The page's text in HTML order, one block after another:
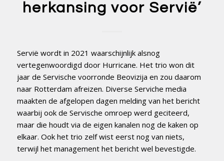
herkansing voor Servië’
Servië wordt in 2021 waarschijnlijk alsnog
vertegenwoordigd door Hurricane. Het trio won dit
jaar de Servische voorronde Beovizija en zou daarom
naar Rotterdam afreizen. Diverse Serviche media
maakten de afgelopen dagen melding van het bericht
waarbij ook de Servische omroep werd geciteerd,
maar die houdt via de eigen kanalen nog de kaken op
elkaar. Ook het trio zelf wist eerst nog van niets,
terwijl het management het bericht wel bevestigde.